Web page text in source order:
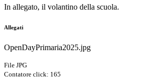
In allegato, il volantino della scuola.
Allegati
OpenDayPrimaria2025.jpg
File JPG
Contatore click: 165